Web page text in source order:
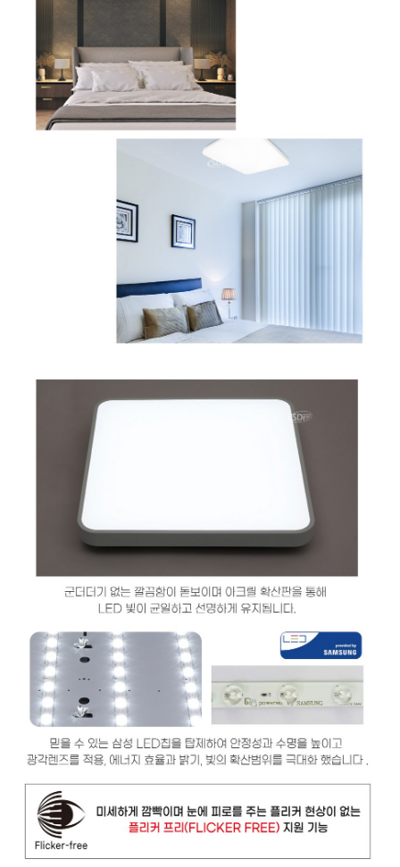
이코 라이프 하